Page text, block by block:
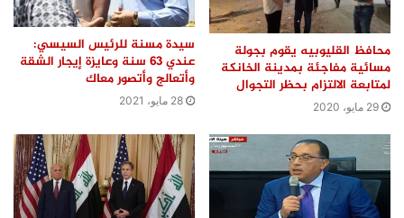
محافظ القليوبيه يقوم بجولة
مسائية مفاجئة بمدينة الخانكة
لمتابعة الالتزام بحظر التجوال
29 مايو، 2020
سيدة مسنة للرئيس السيسي:
عندي 63 سنة وعايزة إيجار الشقة
وأتعالج وأتصور معاك
28 مايو، 2021